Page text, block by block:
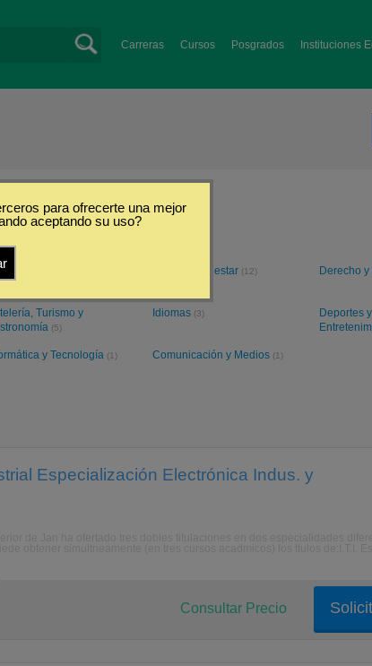
Carreras Cursos Posgrados Instituciones
Económicas y
Salud y Bienestar (12) Derecho
Turismo y
(5)
Idiomas (3)
Deportes y
y Tecnología (1) Comunicación y Medios (1)
Especialización Electrónica Indus. y
Consultar Precio
para ofrecerte una mejor
aceptando su uso?